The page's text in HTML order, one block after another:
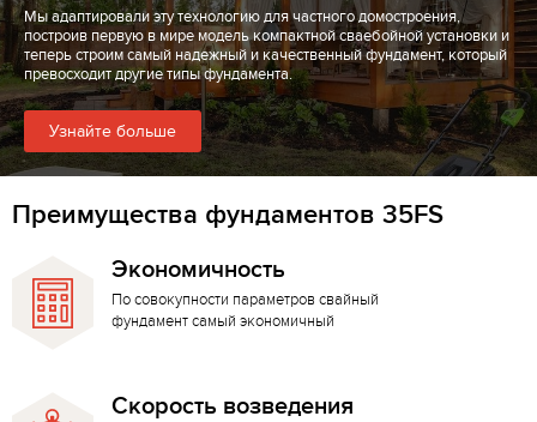
Мы адаптировали эту технологию для частного домостроения,
построив первую в мире модель компактной сваебойной установки и
теперь строим самый надежный и качественный фундамент, который
превосходит другие типы фундамента.
Узнайте больше
Преимущества фундаментов 35FS
Экономичность
По совокупности параметров свайный
фундамент самый экономичный
Скорость возведения